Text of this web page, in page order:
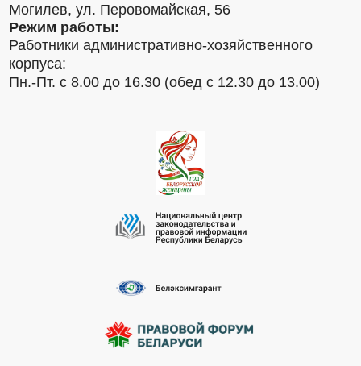
Могилев, ул. Перовомайская, 56
Режим работы:
Работники административно-хозяйственного
корпуса:
Пн.-Пт. с 8.00 до 16.30 (обед с 12.30 до 13.00)